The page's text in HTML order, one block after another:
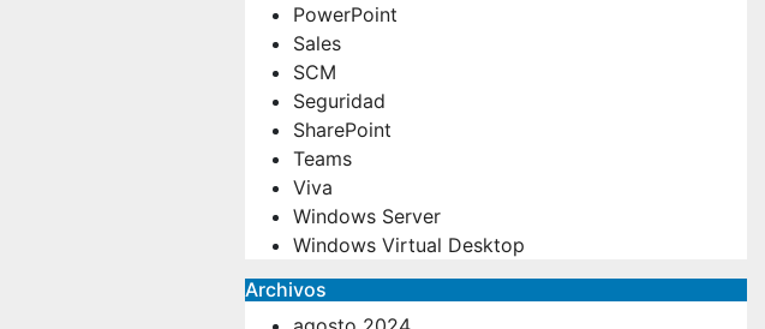
PowerPoint
Sales
SCM
Seguridad
SharePoint
Teams
Viva
Windows Server
Windows Virtual Desktop
Archivos